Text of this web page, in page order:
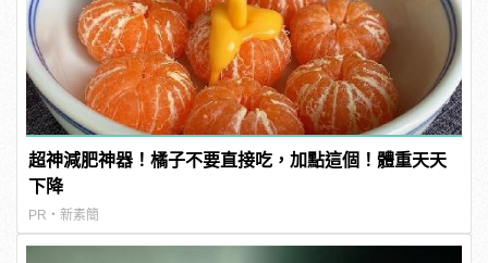
超神減肥神器！橘子不要直接吃，加點這個！體重天天
下降
PR・新素簡